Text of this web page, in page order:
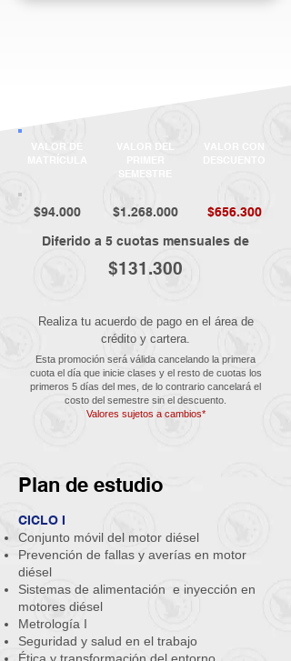
VALOR DE
VALOR DEL
SEMESTRE
$94.000 $1.268.000
$656.300
Diferido a 5 cuotas mensuales de
$131.300
Realiza tu acuerdo de pago en el área de
crédito y cartera.
Esta promoción será válida cancelando la primera
cuota el día que inicie clases y el resto de cuotas los
primeros 5 días del mes, de lo contrario cancelará el
costo del semestre sin el descuento.
Valores sujetos a cambios*
Plan de estudio
CICLO I
Conjunto móvil del motor diésel
Prevención de fallas y averías en motor
diésel
Sistemas de alimentación e inyección en
motores diésel
Metrología I
Seguridad y salud en el trabajo